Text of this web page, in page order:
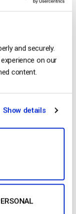
and securely.
on our
content.
Show details
plans :…